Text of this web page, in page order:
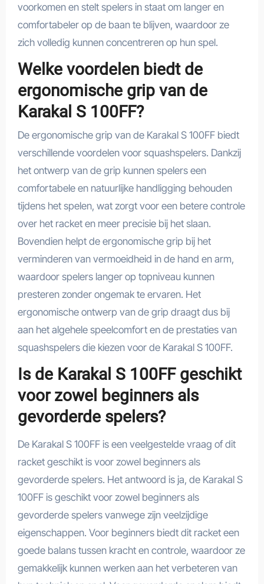
voorkomen en stelt spelers in staat om langer en
comfortabeler op de baan te blijven, waardoor ze
zich volledig kunnen concentreren op hun spel.
Welke voordelen biedt de
ergonomische grip van de
Karakal S 100FF?
De ergonomische grip van de Karakal S 100FF biedt
verschillende voordelen voor squashspelers. Dankzij
het ontwerp van de grip kunnen spelers een
comfortabele en natuurlijke handligging behouden
tijdens het spelen, wat zorgt voor een betere controle
over het racket en meer precisie bij het slaan.
Bovendien helpt de ergonomische grip bij het
verminderen van vermoeidheid in de hand en arm,
waardoor spelers langer op topniveau kunnen
presteren zonder ongemak te ervaren. Het
ergonomische ontwerp van de grip draagt dus bij
aan het algehele speelcomfort en de prestaties van
squashspelers die kiezen voor de Karakal S 100FF.
Is de Karakal S 100FF geschikt
voor zowel beginners als
gevorderde spelers?
De Karakal S 100FF is een veelgestelde vraag of dit
racket geschikt is voor zowel beginners als
gevorderde spelers. Het antwoord is ja, de Karakal S
100FF is geschikt voor zowel beginners als
gevorderde spelers vanwege zijn veelzijdige
eigenschappen. Voor beginners biedt dit racket een
goede balans tussen kracht en controle, waardoor ze
gemakkelijk kunnen werken aan het verbeteren van